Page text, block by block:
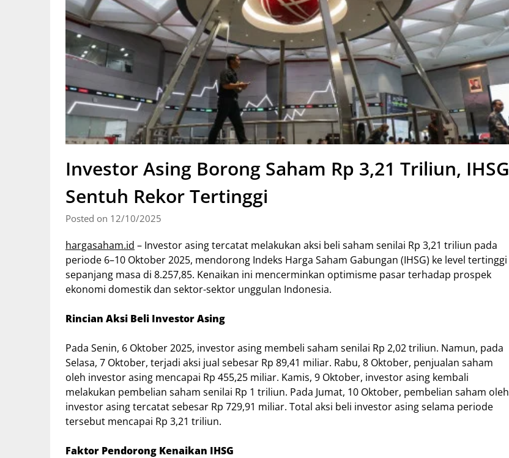
Investor Asing Borong Saham Rp 3,21 Triliun, IHSG
Sentuh Rekor Tertinggi
Posted on 12/10/2025
hargasaham.id – Investor asing tercatat melakukan aksi beli saham senilai Rp 3,21 triliun pada
periode 6–10 Oktober 2025, mendorong Indeks Harga Saham Gabungan (IHSG) ke level tertinggi
sepanjang masa di 8.257,85. Kenaikan ini mencerminkan optimisme pasar terhadap prospek
ekonomi domestik dan sektor-sektor unggulan Indonesia.
Rincian Aksi Beli Investor Asing
Pada Senin, 6 Oktober 2025, investor asing membeli saham senilai Rp 2,02 triliun. Namun, pada
Selasa, 7 Oktober, terjadi aksi jual sebesar Rp 89,41 miliar. Rabu, 8 Oktober, penjualan saham
oleh investor asing mencapai Rp 455,25 miliar. Kamis, 9 Oktober, investor asing kembali
melakukan pembelian saham senilai Rp 1 triliun. Pada Jumat, 10 Oktober, pembelian saham oleh
investor asing tercatat sebesar Rp 729,91 miliar. Total aksi beli investor asing selama periode
tersebut mencapai Rp 3,21 triliun.
Faktor Pendorong Kenaikan IHSG